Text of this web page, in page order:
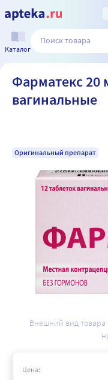
Каталог
Фарматекс 20
вагинальные
Оригинальный препарат
Внешний вид товара
Цена: